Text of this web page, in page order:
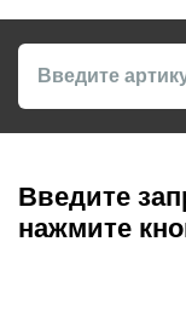
Введите
нажмите